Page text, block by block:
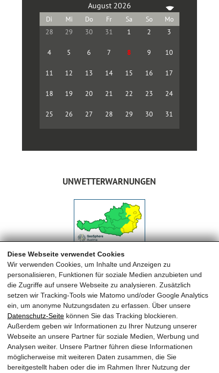
Diese Webseite verwendet Cookies
Wir verwenden Cookies, um Inhalte und Anzeigen zu
personalisieren, Funktionen für soziale Medien anzubieten und
die Zugriffe auf unsere Webseite zu analysieren. Zusätzlich
setzen wir Tracking-Tools wie Matomo und/oder Google Analytics
ein, um anonyme Nutzungsdaten zu erfassen. Über unsere
Datenschutz-Seite können Sie das Tracking blockieren.
Außerdem geben wir Informationen zu Ihrer Nutzung unserer
Webseite an unsere Partner für soziale Medien, Werbung und
Analysen weiter. Unsere Partner führen diese Informationen
möglicherweise mit weiteren Daten zusammen, die Sie
bereitgestellt haben oder die im Rahmen Ihrer Nutzung der
August 2026
28 29 30 31 1 2 3
4 5 6 7 8 9 10
11 12 13 14 15 16 17
18 19 20 21 22 23 24
25 26 27 28 29 30 31
UNWETTERWARNUNGEN
FREIWILLIGE FEUERWEHR MAISHOFEN
OFK HBI Michael Auböck
OFK Stv. OBI Herbert Huber
Telefon: +43 (0) 6542 68122